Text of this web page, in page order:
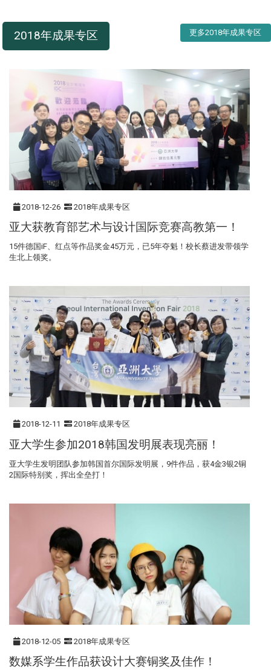
2018年成果专区 更多2018年成果专区
2018-12-26 2018年成果专区
亚大获教育部艺术与设计国际竞赛高教第一！
15件德国iF、红点等作品奖金45万元，已5年夺魁！校长蔡进发带领学
生北上领奖。
2018-12-11 2018年成果专区
亚大学生参加2018韩国发明展表现亮丽！
亚大学生发明团队参加韩国首尔国际发明展，9件作品，获4金3银2铜
2国际特别奖，挥出全垒打！
2018-12-05 2018年成果专区
数媒系学生作品获设计大赛铜奖及佳作！